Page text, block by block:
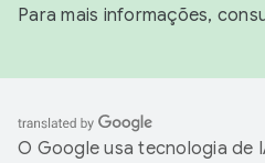
Para mais informações,
O Google usa tecnologia de